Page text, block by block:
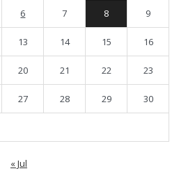
6 7 8 9
13 14 15 16
20 21 22 23
27 28 29 30
« Jul